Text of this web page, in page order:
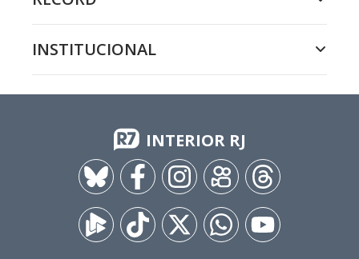
INSTITUCIONAL
INTERIOR RJ